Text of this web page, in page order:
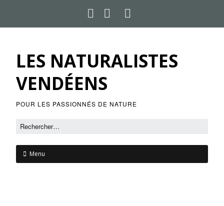
LES NATURALISTES
VENDÉENS
POUR LES PASSIONNÉS DE NATURE
Menu